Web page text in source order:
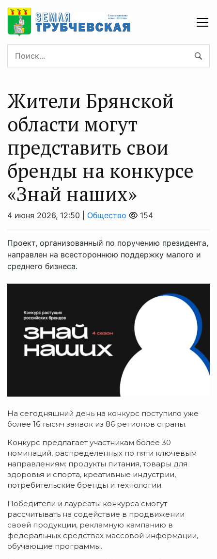
Жители Брянской
области могут
представить свои
бренды на конкурсе
«Знай наших»
4 июня 2026, 12:50 | Общество 154
Проект, организованный по поручению президента,
направлен на всестороннюю поддержку малого и
среднего бизнеса.
На сегодняшний день на конкурс поступило уже
более 16 тысяч заявок из 86 регионов страны.
Конкурс предлагает участникам более 30
номинаций, распределенных по пяти ключевым
направлениям: продукты питания, товары для
здоровья и спорта, креативные индустрии,
потребительские бренды и технологии.
Победители и лауреаты конкурса смогут
рассчитывать на содействие в продвижении
своей продукции, рекламную кампанию в
федеральных средствах массовой информации,
обучающие программы.